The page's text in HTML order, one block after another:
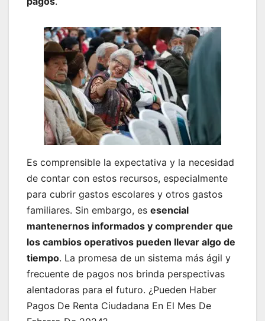
Es comprensible la expectativa y la necesidad
de contar con estos recursos, especialmente
para cubrir gastos escolares y otros gastos
familiares. Sin embargo, es esencial
mantenernos informados y comprender que
los cambios operativos pueden llevar algo de
tiempo. La promesa de un sistema más ágil y
frecuente de pagos nos brinda perspectivas
alentadoras para el futuro. ¿Pueden Haber
Pagos De Renta Ciudadana En El Mes De